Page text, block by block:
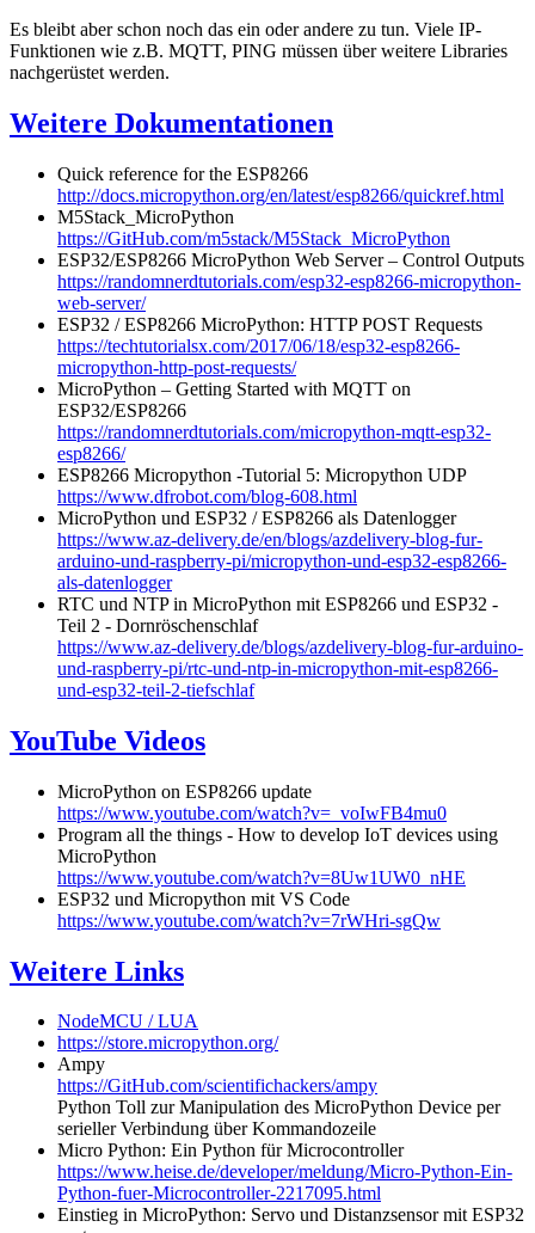
Es bleibt aber schon noch das ein oder andere zu tun. Viele IP-
Funktionen wie z.B. MQTT, PING müssen über weitere Libraries
nachgerüstet werden.
Weitere Dokumentationen
Quick reference for the ESP8266
http://docs.micropython.org/en/latest/esp8266/quickref.html
M5Stack_MicroPython
https://GitHub.com/m5stack/M5Stack_MicroPython
ESP32/ESP8266 MicroPython Web Server – Control Outputs
https://randomnerdtutorials.com/esp32-esp8266-micropython-
web-server/
ESP32 / ESP8266 MicroPython: HTTP POST Requests
https://techtutorialsx.com/2017/06/18/esp32-esp8266-
micropython-http-post-requests/
MicroPython – Getting Started with MQTT on
ESP32/ESP8266
https://randomnerdtutorials.com/micropython-mqtt-esp32-
esp8266/
ESP8266 Micropython -Tutorial 5: Micropython UDP
https://www.dfrobot.com/blog-608.html
MicroPython und ESP32 / ESP8266 als Datenlogger
https://www.az-delivery.de/en/blogs/azdelivery-blog-fur-
arduino-und-raspberry-pi/micropython-und-esp32-esp8266-
als-datenlogger
RTC und NTP in MicroPython mit ESP8266 und ESP32 -
Teil 2 - Dornröschenschlaf
https://www.az-delivery.de/blogs/azdelivery-blog-fur-arduino-
und-raspberry-pi/rtc-und-ntp-in-micropython-mit-esp8266-
und-esp32-teil-2-tiefschlaf
YouTube Videos
MicroPython on ESP8266 update
https://www.youtube.com/watch?v=_voIwFB4mu0
Program all the things - How to develop IoT devices using
MicroPython
https://www.youtube.com/watch?v=8Uw1UW0_nHE
ESP32 und Micropython mit VS Code
https://www.youtube.com/watch?v=7rWHri-sgQw
Weitere Links
NodeMCU / LUA
https://store.micropython.org/
Ampy
https://GitHub.com/scientifichackers/ampy
Python Toll zur Manipulation des MicroPython Device per
serieller Verbindung über Kommandozeile
Micro Python: Ein Python für Microcontroller
https://www.heise.de/developer/meldung/Micro-Python-Ein-
Python-fuer-Microcontroller-2217095.html
Einstieg in MicroPython: Servo und Distanzsensor mit ESP32